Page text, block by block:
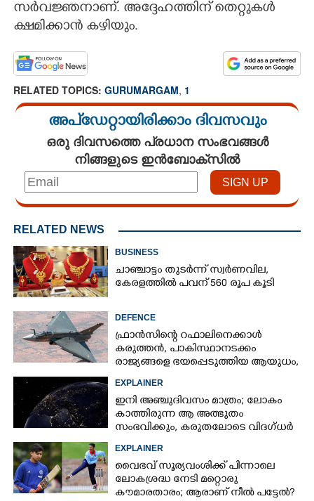
CARTOONS
LITERATURE
CONTACT US
സർവജ്ഞനാണ്. അദ്ദേഹത്തിന് തെറ്റുകൾ
ക്ഷമിക്കാൻ കഴിയും.
RELATED TOPICS: GURUMARGAM, 1
അപ്ഡേറ്റായിരിക്കാം ദിവസവും
ഒരു ദിവസത്തെ പ്രധാന സംഭവങ്ങൾ
നിങ്ങളുടെ ഇൻബോക്സിൽ
RELATED NEWS
BUSINESS
ചാഞ്ചാട്ടം തുടർന്ന് സ്വർണവില,
കേരളത്തിൽ പവന് 560 രൂപ കൂടി
DEFENCE
ഫ്രാൻസിന്റെ റഫാലിനെക്കാൾ
കരുത്തൻ,​ പാകിസ്ഥാനടക്കം
രാജ്യങ്ങളെ ഭയപ്പെടുത്തിയ ആയുധം,​
ഇന്ത്യ നിർമ്മിച്ച എണ്ണം 100ലേക്ക്
EXPLAINER
ഇനി അഞ്ചുദിവസം മാത്രം; ലോകം
കാത്തിരുന്ന ആ അത്ഭുതം
സംഭവിക്കും, കരുതലോടെ വിദഗ്ധർ
EXPLAINER
വൈഭവ് സൂര്യവംശിക്ക് പിന്നാലെ
ലോകശ്രദ്ധ നേടി മറ്റൊരു
കൗമാരതാരം; ആരാണ് നീൽ പട്ടേൽ?